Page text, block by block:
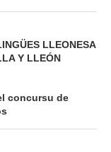
LLEONESA
Y LLEÓN
concursu de